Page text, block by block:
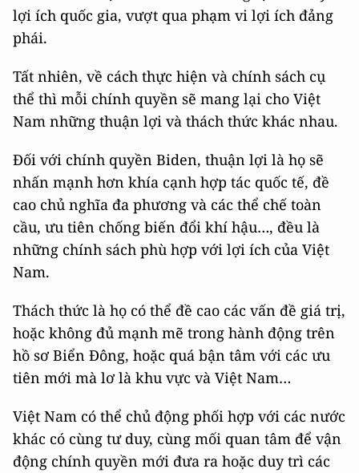
lợi ích quốc gia, vượt qua phạm vi lợi ích đảng
phái.
Tất nhiên, về cách thực hiện và chính sách cụ
thể thì mỗi chính quyền sẽ mang lại cho Việt
Nam những thuận lợi và thách thức khác nhau.
Đối với chính quyền Biden, thuận lợi là họ sẽ
nhấn mạnh hơn khía cạnh hợp tác quốc tế, đề
cao chủ nghĩa đa phương và các thể chế toàn
cầu, ưu tiên chống biến đổi khí hậu…, đều là
những chính sách phù hợp với lợi ích của Việt
Nam.
Thách thức là họ có thể đề cao các vấn đề giá trị,
hoặc không đủ mạnh mẽ trong hành động trên
hồ sơ Biển Đông, hoặc quá bận tâm với các ưu
tiên mới mà lơ là khu vực và Việt Nam…
Việt Nam có thể chủ động phối hợp với các nước
khác có cùng tư duy, cùng mối quan tâm để vận
động chính quyền mới đưa ra hoặc duy trì các